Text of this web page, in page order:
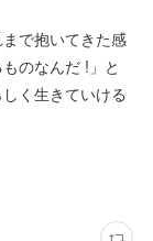
で抱いてきた感
のなんだ !」と
く生きていける